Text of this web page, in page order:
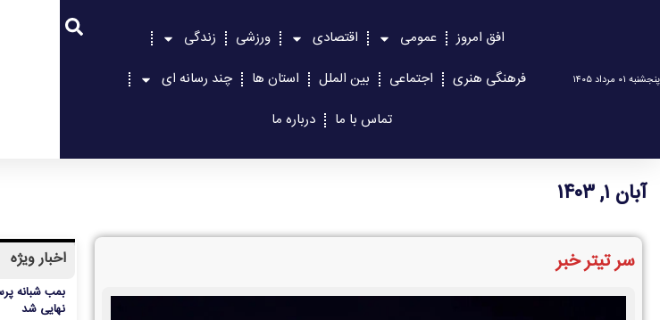
پنجشنبه ۰۱ مرداد ۱۴۰۵
افق امروز عمومی اقتصادی ورزشی
زندگی
فرهنگی هنری
اجتماعی بین الملل استان ها
چند رسانه ای
تماس با ما
درباره ما
آبان ۱, ۱۴۰۳
سر تیتر خبر اخبار ویژه
نهایی شد